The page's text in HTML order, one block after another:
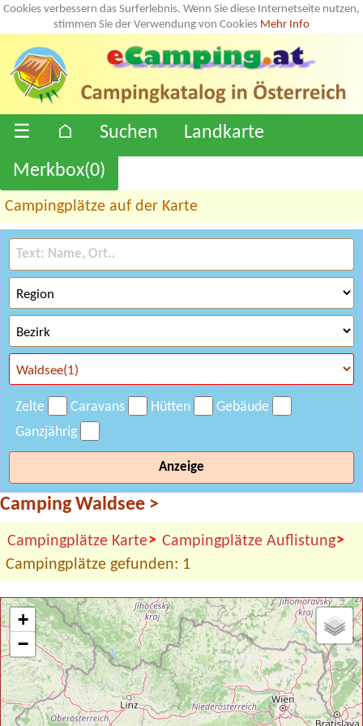
Cookies verbessern das Surferlebnis. Wenn Sie diese Internetseite nutzen,
stimmen Sie der Verwendung von Cookies Mehr Info
☰ ⌂ Suchen
Landkarte
Merkbox(0)
Campingplätze auf der Karte
Zelte Caravans Hütten
Gebäude
Ganzjährig
Anzeige
Camping Waldsee >
Campingplätze Karte> Campingplätze Auflistung>
Campingplätze gefunden: 1
+
−